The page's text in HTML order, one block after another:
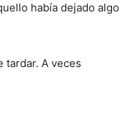
había dejado algo
tardar. A veces